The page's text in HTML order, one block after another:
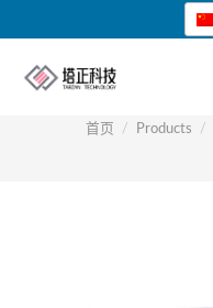
转
首页 / Products /